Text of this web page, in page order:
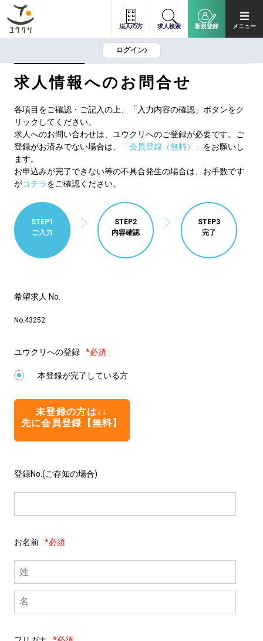
法人の方 求人検索 新規登録 メニュー
ログイン
求人情報へのお問合せ
各項目をご確認・ご記入の上、「入力内容の確認」ボタンをク
リックしてください。
求人へのお問い合わせは、ユウクリへのご登録が必要です。ご
登録がお済みでない場合は、
「会員登録（無料）」 をお願いし
ます。
お申込みが完了できない等の不具合発生の場合は、お手数です
がコチラをご確認ください。
STEP1
ご入力
STEP2
内容確認
STEP3
完了
希望求人 No.
No.43252
ユウクリへの登録 *必須
本登録が完了している方
未登録の方は↓↓
先に会員登録【無料】
登録No.(ご存知の場合)
お名前 *必須